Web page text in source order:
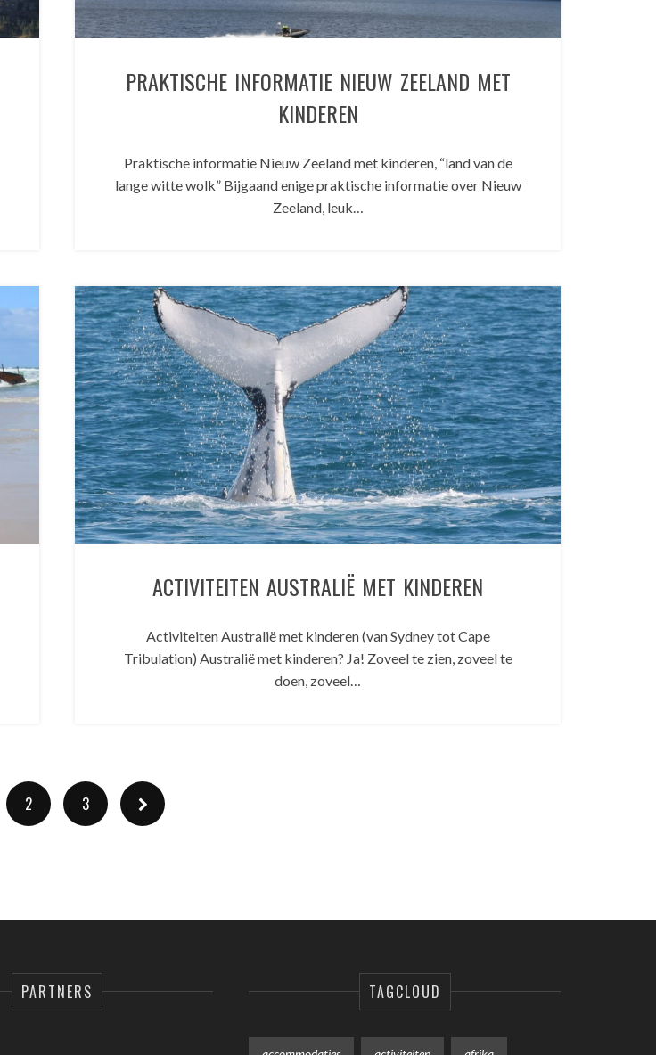
PRAKTISCHE INFORMATIE NIEUW ZEELAND MET
KINDEREN
Praktische informatie Nieuw Zeeland met kinderen, “land van de
lange witte wolk” Bijgaand enige praktische informatie over Nieuw
Zeeland, leuk…
ACTIVITEITEN AUSTRALIË MET KINDEREN
Activiteiten Australië met kinderen (van Sydney tot Cape
Tribulation) Australië met kinderen? Ja! Zoveel te zien, zoveel te
doen, zoveel…
2 3
PARTNERS TAGCLOUD